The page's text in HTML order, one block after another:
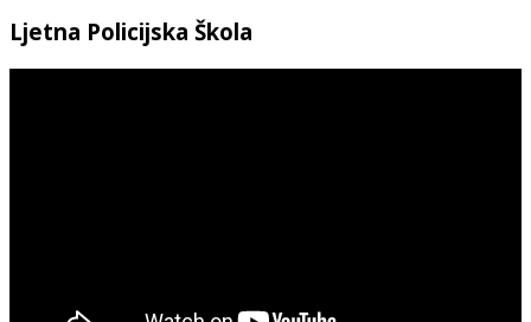
Ljetna Policijska Škola